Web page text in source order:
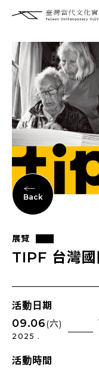
Back
展覽
TIPF 台灣
活動日期
09.06(六)
2025 .
活動時間